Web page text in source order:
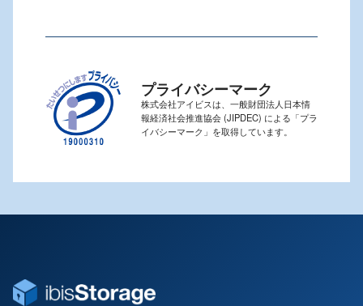
プライバシーマーク
株式会社アイビスは、一般財団法人日本情
報経済社会推進協会 (JIPDEC) による「プラ
イバシーマーク」を取得しています。